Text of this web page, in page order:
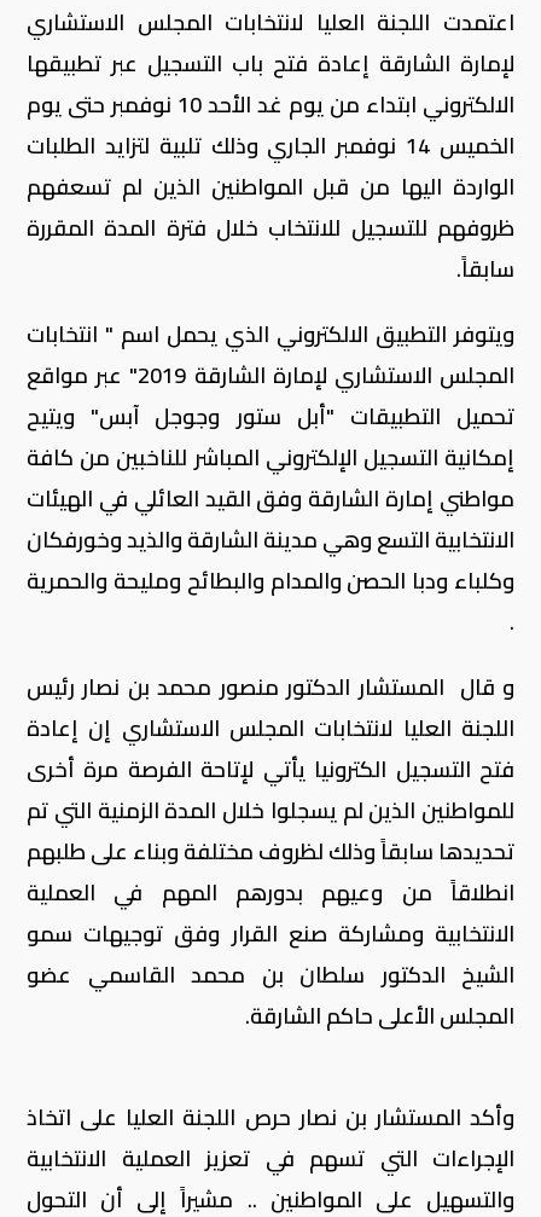
اعتمدت اللجنة العليا لانتخابات المجلس الاستشاري
لإمارة الشارقة إعادة فتح باب التسجيل عبر تطبيقها
الالكتروني ابتداء من يوم غد الأحد 10 نوفمبر حتى يوم
الخميس 14 نوفمبر الجاري وذلك تلبية لتزايد الطلبات
الواردة اليها من قبل المواطنين الذين لم تسعفهم
ظروفهم للتسجيل للانتخاب خلال فترة المدة المقررة
سابقاً.
ويتوفر التطبيق الالكتروني الذي يحمل اسم " انتخابات
المجلس الاستشاري لإمارة الشارقة 2019" عبر مواقع
تحميل التطبيقات "أبل ستور وجوجل آبس" ويتيح
إمكانية التسجيل الإلكتروني المباشر للناخبين من كافة
مواطني إمارة الشارقة وفق القيد العائلي في الهيئات
الانتخابية التسع وهي مدينة الشارقة والذيد وخورفكان
وكلباء ودبا الحصن والمدام والبطائح ومليحة والحمرية
.
و قال المستشار الدكتور منصور محمد بن نصار رئيس
اللجنة العليا لانتخابات المجلس الاستشاري إن إعادة
فتح التسجيل الكترونيا يأتي لإتاحة الفرصة مرة أخرى
للمواطنين الذين لم يسجلوا خلال المدة الزمنية التي تم
تحديدها سابقاً وذلك لظروف مختلفة وبناء على طلبهم
انطلاقاً من وعيهم بدورهم المهم في العملية
الانتخابية ومشاركة صنع القرار وفق توجيهات سمو
الشيخ الدكتور سلطان بن محمد القاسمي عضو
المجلس الأعلى حاكم الشارقة.
وأكد المستشار بن نصار حرص اللجنة العليا على اتخاذ
الإجراءات التي تسهم في تعزيز العملية الانتخابية
والتسهيل على المواطنين .. مشيراً إلى أن التحول